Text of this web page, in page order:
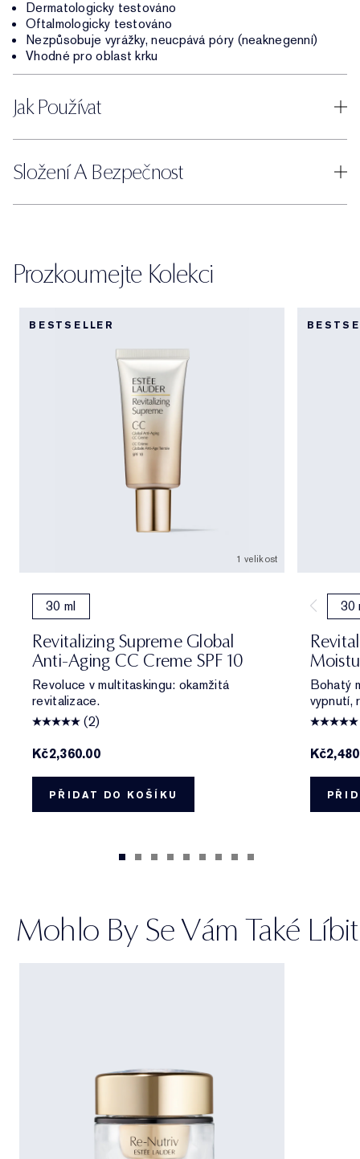
Dermatologicky testováno
Oftalmologicky testováno
Nezpůsobuje vyrážky, neucpává póry (neaknegenní)
Vhodné pro oblast krku
Jak Používat
Složení A Bezpečnost
Prozkoumejte Kolekci
BESTSELLER
1 velikost
30 ml
Revitalizing Supreme Global
Anti-Aging CC Creme SPF 10
Revoluce v multitaskingu: okamžitá
revitalizace.
(2)
Kč2,360.00
PŘIDAT DO KOŠÍKU
30
Bohatý
vypnutí,
Mohlo By Se Vám Také Líbit